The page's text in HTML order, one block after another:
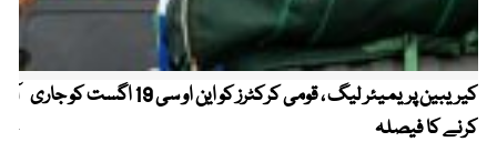
کیریبین پریمیئر لیگ ، قومی کرکٹرز کو این او سی 19 اگست کو جاری
کرنے کا فیصلہ